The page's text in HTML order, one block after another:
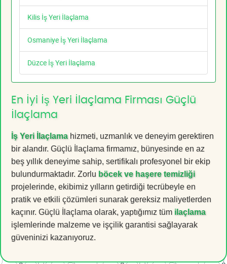
Kilis İş Yeri İlaçlama
Osmaniye İş Yeri İlaçlama
Düzce İş Yeri İlaçlama
En İyi İş Yeri İlaçlama Firması Güçlü
İlaçlama
İş Yeri İlaçlamahizmeti, uzmanlık ve deneyim gerektiren
bir alandır. Güçlü İlaçlama firmamız, bünyesinde en az
beş yıllık deneyime sahip, sertifikalı profesyonel bir ekip
bulundurmaktadır. Zorlu böcek ve haşere temizliği
projelerinde, ekibimiz yılların getirdiği tecrübeyle en
pratik ve etkili çözümleri sunarak gereksiz maliyetlerden
kaçınır. Güçlü İlaçlama olarak, yaptığımız tüm ilaçlama
işlemlerinde malzeme ve işçilik garantisi sağlayarak
güveninizi kazanıyoruz.